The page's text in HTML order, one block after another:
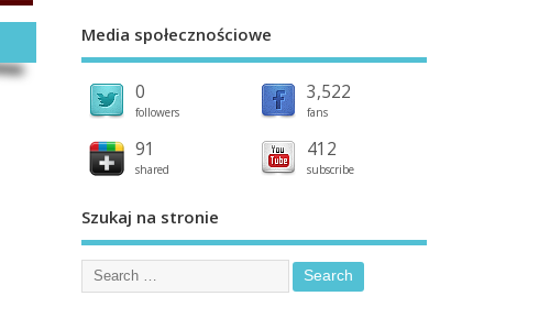
Media społecznościowe
0
followers
3,522
fans
91
shared
412
subscribe
Szukaj na stronie